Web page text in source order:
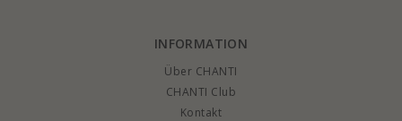
INFORMATION
Über CHANTI
CHANTI Club
Kontakt